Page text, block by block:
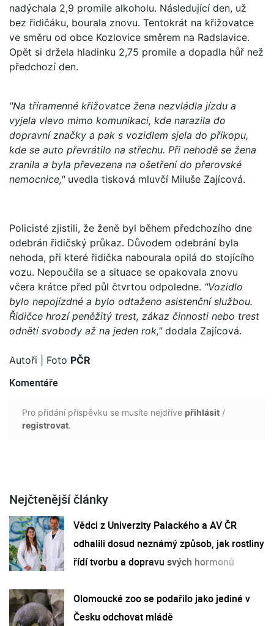
nadýchala 2,9 promile alkoholu. Následující den, už
bez řidičáku, bourala znovu. Tentokrát na křižovatce
ve směru od obce Kozlovice směrem na Radslavice.
Opět si držela hladinku 2,75 promile a dopadla hůř než
předchozí den.
"Na tříramenné křižovatce žena nezvládla jízdu a
vyjela vlevo mimo komunikaci, kde narazila do
dopravní značky a pak s vozidlem sjela do příkopu,
kde se auto převrátilo na střechu. Při nehodě se žena
zranila a byla převezena na ošetření do přerovské
nemocnice," uvedla tisková mluvčí Miluše Zajícová.
Policisté zjistili, že ženě byl během předchozího dne
odebrán řidičský průkaz. Důvodem odebrání byla
nehoda, při které řidička nabourala opilá do stojícího
vozu. Nepoučila se a situace se opakovala znovu
včera krátce před půl čtvrtou odpoledne. "Vozidlo
bylo nepojízdné a bylo odtaženo asistenční službou.
Řidičce hrozí peněžitý trest, zákaz činnosti nebo trest
odnětí svobody až na jeden rok," dodala Zajícová.
Autoři | Foto PČR
Komentáře
Pro přidání příspěvku se musíte nejdříve přihlásit /
registrovat.
Nejčtenější články
Vědci z Univerzity Palackého a AV ČR
odhalili dosud neznámý způsob, jak rostliny
řídí tvorbu a dopravu svých hormonů
Olomoucké zoo se podařilo jako jediné v
Česku odchovat mládě